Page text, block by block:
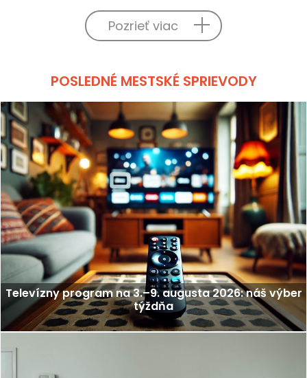
Pozrieť viac
POSLEDNÉ MESTSKÉ SPRIEVODY
Televízny program na 3.–9. augusta 2026: náš výber
týždňa